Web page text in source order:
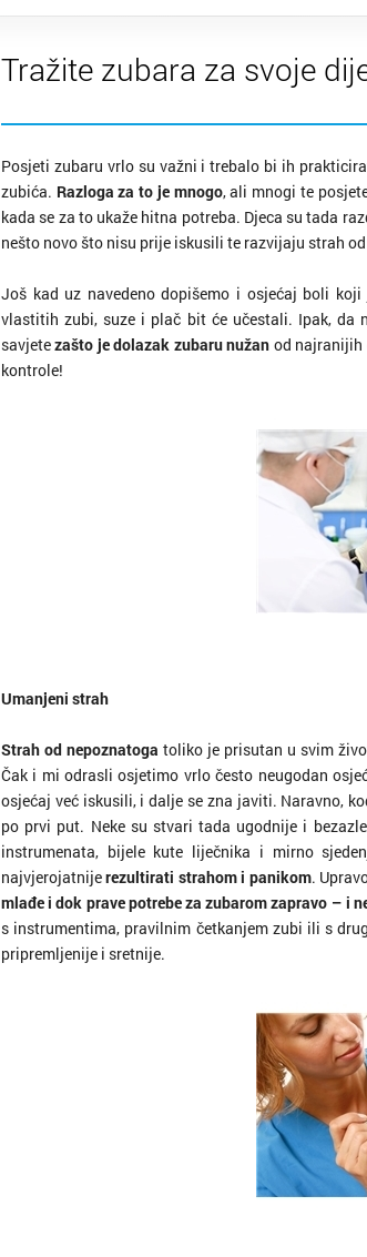
Tražite zubara za svoje
Posjeti zubaru vrlo su važni i trebalo bi ih
zubića. Razloga za to je mnogo, ali mnogi te
kada se za to ukaže hitna potreba. Djeca su tada
nešto novo što nisu prije iskusili te razvijaju strah
Još kad uz navedeno dopišemo i osjećaj boli
vlastitih zubi, suze i plač bit će učestali. Ipak, da
savjetezašto je dolazak zubaru nužan od najranijih
kontrole!
Umanjeni strah
Strah od nepoznatoga toliko je prisutan u svim
Čak i mi odrasli osjetimo vrlo često neugodan
osjećaj već iskusili, i dalje se zna javiti. Naravno,
po prvi put. Neke su stvari tada ugodnije i
instrumenata, bijele kute liječnika i mirno
najvjerojatnijerezultirati strahom i panikom.
mlađe i dok prave potrebe za zubarom zapravo – i
s instrumentima, pravilnim četkanjem zubi ili s
pripremljenije i sretnije.